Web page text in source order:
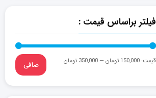
فیلتر براساس قیمت :
صافی قيمت: 150,000 تومان —350,000 تومان